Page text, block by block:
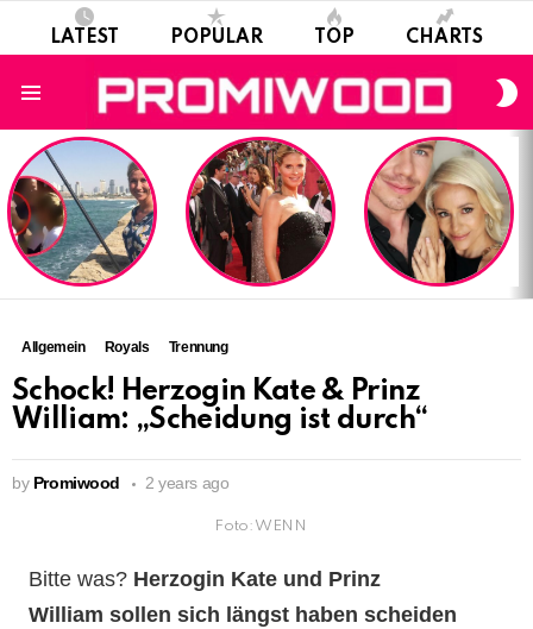
LATEST POPULAR TOP CHARTS
LATEST
STORIES
Allgemein Royals Trennung
Schock! Herzogin Kate & Prinz
William: „Scheidung ist durch“
by Promiwood 2 years ago
Foto: WENN
Bitte was? Herzogin Kate und Prinz
William sollen sich längst haben scheiden